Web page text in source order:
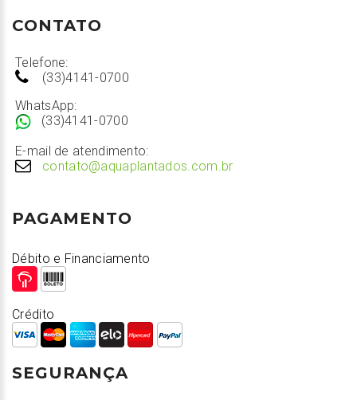
CONTATO
Telefone:
(33)4141-0700
WhatsApp:
(33)4141-0700
E-mail de atendimento:
contato@aquaplantados.com.br
PAGAMENTO
Débito e Financiamento
Crédito
SEGURANÇA